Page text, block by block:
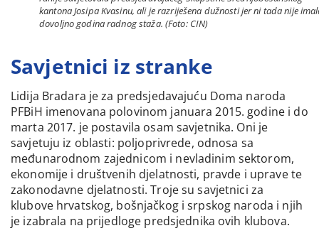
kantona Josipa Kvasinu, ali je razriješena dužnosti jer ni tada nije
dovoljno godina radnog staža. (Foto: CIN)
Savjetnici iz stranke
Lidija Bradara je za predsjedavajuću Doma naroda
PFBiH imenovana polovinom januara 2015. godine i do
marta 2017. je postavila osam savjetnika. Oni je
savjetuju iz oblasti: poljoprivrede, odnosa sa
međunarodnom zajednicom i nevladinim sektorom,
ekonomije i društvenih djelatnosti, pravde i uprave te
zakonodavne djelatnosti. Troje su savjetnici za
klubove hrvatskog, bošnjačkog i srpskog naroda i njih
je izabrala na prijedloge predsjednika ovih klubova.